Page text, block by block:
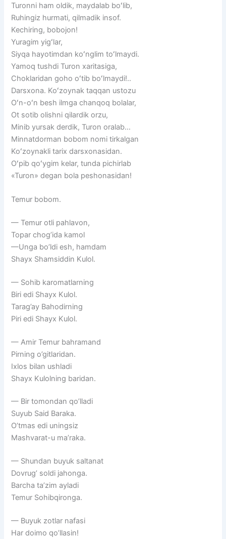
Turonni ham oldik, maydalab boʻlib,
Ruhingiz hurmati, qilmadik insof.
Kechiring, bobojon!
Yuragim yigʻlar,
Siyqa hayotimdan koʻnglim toʻlmaydi.
Yamoq tushdi Turon xaritasiga,
Choklaridan goho oʻtib boʻlmaydi!..
Darsxona. Koʻzoynak taqqan ustozu
Oʻn-oʻn besh ilmga chanqoq bolalar,
Ot sotib olishni qilardik orzu,
Minib yursak derdik, Turon oralab…
Minnatdorman bobom nomi tirkalgan
Koʻzoynakli tarix darsxonasidan.
Oʻpib qoʻygim kelar, tunda pichirlab
«Turon» degan bola peshonasidan!
Temur bobom.
— Temur otli pahlavon,
Topar chog’ida kamol
—Unga bo’ldi esh, hamdam
Shayx Shamsiddin Kulol.
— Sohib karomatlarning
Biri edi Shayx Kulol.
Tarag’ay Bahodirning
Piri edi Shayx Kulol.
— Amir Temur bahramand
Pirning o’gitlaridan.
Ixlos bilan ushladi
Shayx Kulolning baridan.
— Bir tomondan qo’lladi
Suyub Said Baraka.
O’tmas edi uningsiz
Mashvarat-u ma’raka.
— Shundan buyuk saltanat
Dovrug’ soldi jahonga.
Barcha ta’zim ayladi
Temur Sohibqironga.
— Buyuk zotlar nafasi
Har doimo qo’llasin!